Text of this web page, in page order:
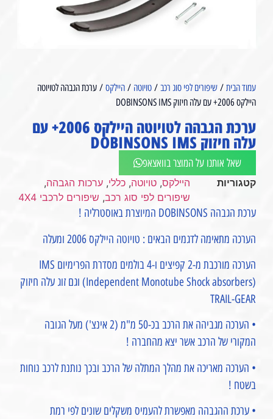
עמוד הבית/ שיפורים לפי סוג רכב/ טויוטה / היילקס/ ערכת הגבהה לטויוטה
היילקס 2006+ עם עלה חיזוק DOBINSONS IMS⁩⁩⁩⁩⁩
ערכת הגבהה לטויוטה היילקס 2006+ עם
עלה חיזוק DOBINSONS IMS⁩⁩⁩⁩⁩
שאל אותנו על המוצר בוואצאפ
קטגוריות היילקס, טויוטה, כללי, ערכות הגבהה,
שיפורים לפי סוג רכב, שיפורים לרכבי 4X4
ערכת הגבהה DOBINSONS המיוצרת באוסטרליה !
הערכה מתאימה לדגמים הבאים : טויוטה היילקס 2006 ומעלה
הערכה מורכבת מ-2 קפיצים ו-4 בולמים מסדרת הפרימיום IMS
(Independent Monotube Shock absorbers) וגם זוג עלה חיזוק
TRAIL-GEAR
• הערכה מגביהה את הרכב בכ-50 מ"מ (2 אינצ') מעל הגובה
המקורי של הרכב אשר יצא מהחברה !
• הערכה מאריכה את מהלך המתלה של הרכב ובכך נותנת לרכב נוחות
בשטח !
• ערכת ההגבהה מאפשרת להעמיס משקלים שונים לפי רמת